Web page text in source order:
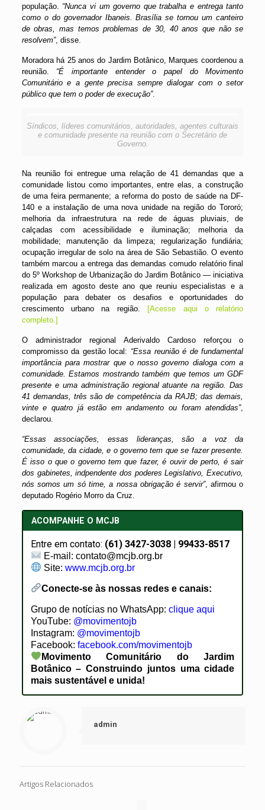
população. “Nunca vi um governo que trabalha e entrega tanto
como o do governador Ibaneis. Brasília se tornou um canteiro
de obras, mas temos problemas de 30, 40 anos que não se
resolvem”, disse.
Moradora há 25 anos do Jardim Botânico, Marques coordenou a
reunião. “É importante entender o papel do Movimento
Comunitário e a gente precisa sempre dialogar com o setor
público que tem o poder de execução”.
Síndicos, líderes comunitários, autoridades, agentes culturais
e comunidade presente na reunião com o Secretário de
Governo.
Na reunião foi entregue uma relação de 41 demandas que a
comunidade listou como importantes, entre elas, a construção
de uma feira permanente; a reforma do posto de saúde na DF-
140 e a instalação de uma nova unidade na região do Tororó;
melhoria da infraestrutura na rede de águas pluviais, de
calçadas com acessibilidade e iluminação; melhoria da
mobilidade; manutenção da limpeza; regularização fundiária;
ocupação irregular de solo na área de São Sebastião. O evento
também marcou a entrega das demandas comudo relatório final
do 5º Workshop de Urbanização do Jardim Botânico — iniciativa
realizada em agosto deste ano que reuniu especialistas e a
população para debater os desafios e oportunidades do
crescimento urbano na região. [Acesse aqui o relatório
completo.]
O administrador regional Aderivaldo Cardoso reforçou o
compromisso da gestão local: “Essa reunião é de fundamental
importância para mostrar que o nosso governo dialoga com a
comunidade. Estamos mostrando também que temos um GDF
presente e uma administração regional atuante na região. Das
41 demandas, três são de competência da RAJB; das demais,
vinte e quatro já estão em andamento ou foram atendidas”,
declarou.
“Essas associações, essas lideranças, são a voz da
comunidade, da cidade, e o governo tem que se fazer presente.
É isso o que o governo tem que fazer, é ouvir de perto, é sair
dos gabinetes, indpendente dos poderes Legislativo, Executivo,
nós somos um só time, a nossa obrigação é servir”, afirmou o
deputado Rogério Morro da Cruz.
ACOMPANHE O MCJB
Entre em contato: (61) 3427-3038 | 99433-8517
E-mail: contato@mcjb.org.br
Site:www.mcjb.org.br
Conecte-se às nossas redes e canais:
Grupo de notícias no WhatsApp: clique aqui
YouTube: @movimentojb
Instagram: @movimentojb
Facebook: facebook.com/movimentojb
Movimento Comunitário do Jardim
Botânico – Construindo juntos uma cidade
mais sustentável e unida!
admin
Artigos Relacionados